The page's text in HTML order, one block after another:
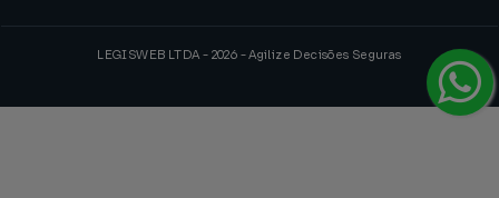
LEGISWEB LTDA - 2026 - Agilize Decisões Seguras